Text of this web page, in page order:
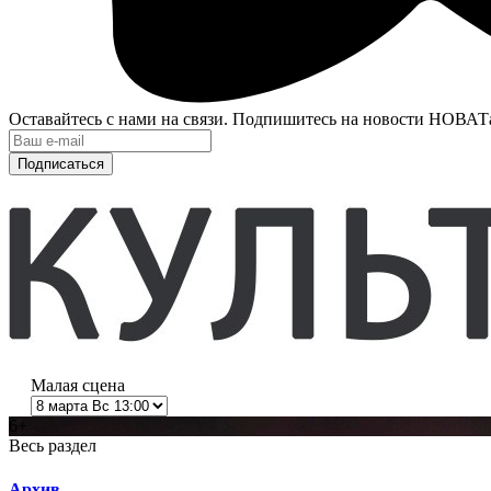
Оставайтесь с нами на связи. Подпишитесь на новости
Подписаться
Малая сцена
6+
Весь раздел